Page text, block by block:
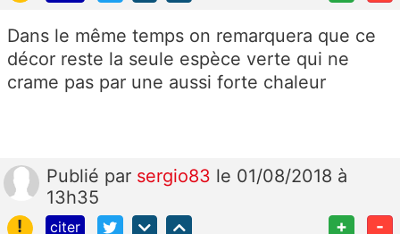
Dans le même temps on remarquera que ce
décor reste la seule espèce verte qui ne
crame pas par une aussi forte chaleur
Publié par sergio83 le 01/08/2018 à
13h35
!
citer + -